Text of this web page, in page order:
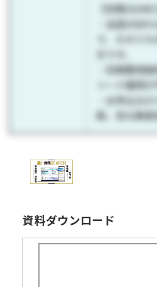
【労務
・会員の80
で、そのう
方です。
・初期費用
リード獲得が
・お申込み
能。急な集客
資料ダウンロード